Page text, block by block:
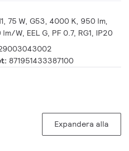
75 W, G53, 4000 K, 950 lm,
W, EEL G, PF 0.7, RG1, IP20
871951433387100
Expandera alla